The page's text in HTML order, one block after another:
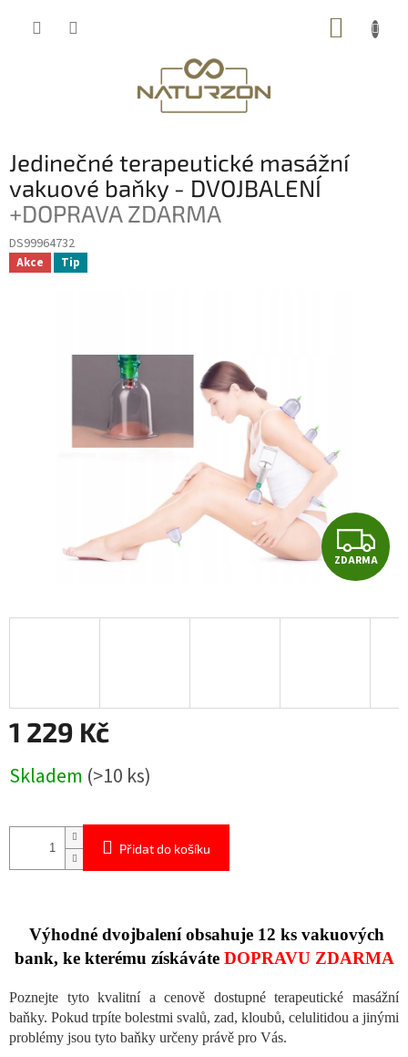
Jedinečné terapeutické masážní
vakuové baňky - DVOJBALENÍ
+DOPRAVA ZDARMA
DS99964732
Akce Tip
Z
D
A
ZDARMA
1 229 Kč
cena:
Skladem (>10 ks)
Přidat do košíku
Výhodné dvojbalení obsahuje 12 ks vakuových
bank, ke kterému získáváte DOPRAVU ZDARMA
Poznejte tyto kvalitní a cenově dostupné terapeutické masážní
baňky. Pokud trpíte bolestmi svalů, zad, kloubů, celulitidou a jinými
problémy jsou tyto baňky určeny právě pro Vás.